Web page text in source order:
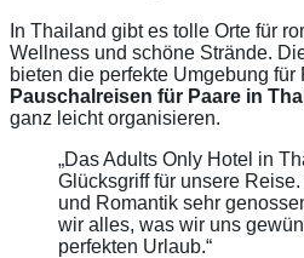
In Thailand gibt es tolle Orte für
Wellness und schöne Strände.
bieten die perfekte Umgebung für
Pauschalreisen für Paare in
ganz leicht organisieren.
„Das Adults Only Hotel in
Glücksgriff für unsere
und Romantik sehr
wir alles, was wir uns
perfekten Urlaub.“